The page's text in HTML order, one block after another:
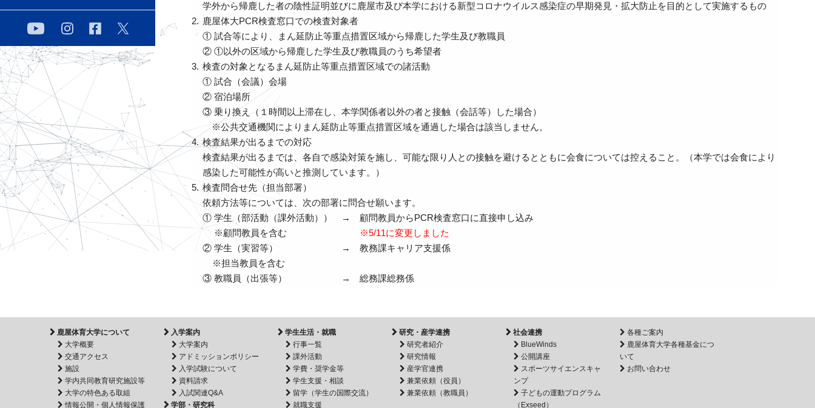
学外から帰鹿した者の陰性証明並びに鹿屋市及び本学における新型コロナウイルス感染症の早期発見・拡大防止を目的として実施するもの
鹿屋体大PCR検査窓口での検査対象者
① 試合等により、まん延防止等重点措置区域から帰鹿した学生及び教職員
② ①以外の区域から帰鹿した学生及び教職員のうち希望者
検査の対象となるまん延防止等重点措置区域での諸活動
① 試合（会議）会場
② 宿泊場所
③ 乗り換え（１時間以上滞在し、本学関係者以外の者と接触（会話等）した場合）
※公共交通機関によりまん延防止等重点措置区域を通過した場合は該当しません。
検査結果が出るまでの対応
検査結果が出るまでは、各自で感染対策を施し、可能な限り人との接触を避けるとともに会食については控えること。（本学では会食により
感染した可能性が高いと推測しています。）
検査問合せ先（担当部署）
依頼方法等については、次の部署に問合せ願います。
① 学生（部活動（課外活動）） → 顧問教員からPCR検査窓口に直接申し込み
※顧問教員を含む
※5/11に変更しました
② 学生（実習等） → 教務課キャリア支援係
※担当教員を含む
③ 教職員（出張等） → 総務課総務係
鹿屋体育大学について
大学概要
交通アクセス
施設
学内共同教育研究施設等
大学の特色ある取組
情報公開・個人情報保護
入学案内
大学案内
アドミッションポリシー
入学試験について
資料請求
入試関連Q&A
学部・研究科
学生生活・就職
行事一覧
課外活動
学費・奨学金等
学生支援・相談
留学（学生の国際交流）
就職支援
研究・産学連携
研究者紹介
研究情報
産学官連携
兼業依頼（役員）
兼業依頼（教職員）
社会連携
BlueWinds
公開講座
スポーツサイエンスキャ
ンプ
子どもの運動プログラム
（Exseed）
各種ご案内
鹿屋体育大学各種基金につ
いて
お問い合わせ